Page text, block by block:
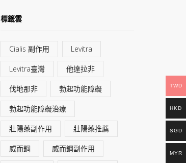
標籤雲
Cialis 副作用 Levitra
Levitra臺灣 他達拉非
伐地那非 勃起功能障礙
勃起功能障礙治療
壯陽藥副作用 壯陽藥推薦
威而鋼 威而鋼副作用
TWD
HKD
SGD
MYR